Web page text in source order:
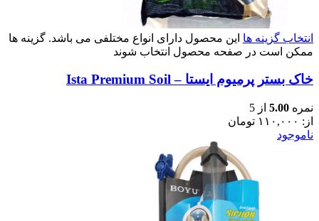
انتخاب گزینه ها این محصول دارای انواع مختلفی می باشد. گزینه ها
ممکن است در صفحه محصول انتخاب شوند
خاک بستر پرمیوم ایستا – Ista Premium Soil
نمره 5.00 از 5
از: ۱۱۰,۰۰۰ تومان
ناموجود